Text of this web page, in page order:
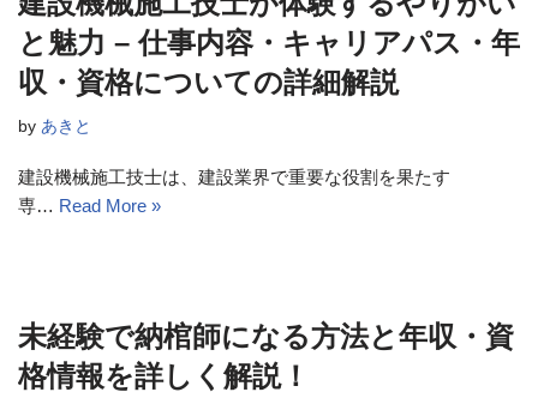
と魅力 – 仕事内容・キャリアパス・年
収・資格についての詳細解説
by あきと
建設機械施工技士は、建設業界で重要な役割を果たす
専… Read More »
未経験で納棺師になる方法と年収・資
格情報を詳しく解説！